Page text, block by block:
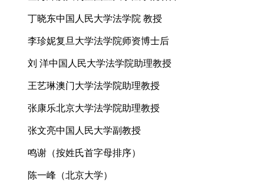
丁晓东中国人民大学法学院 教授
李珍妮复旦大学法学院师资博士后
刘 洋中国人民大学法学院助理教授
王艺琳澳门大学法学院助理教授
张康乐北京大学法学院助理教授
张文亮中国人民大学副教授
鸣谢（按姓氏首字母排序）
陈一峰（北京大学）